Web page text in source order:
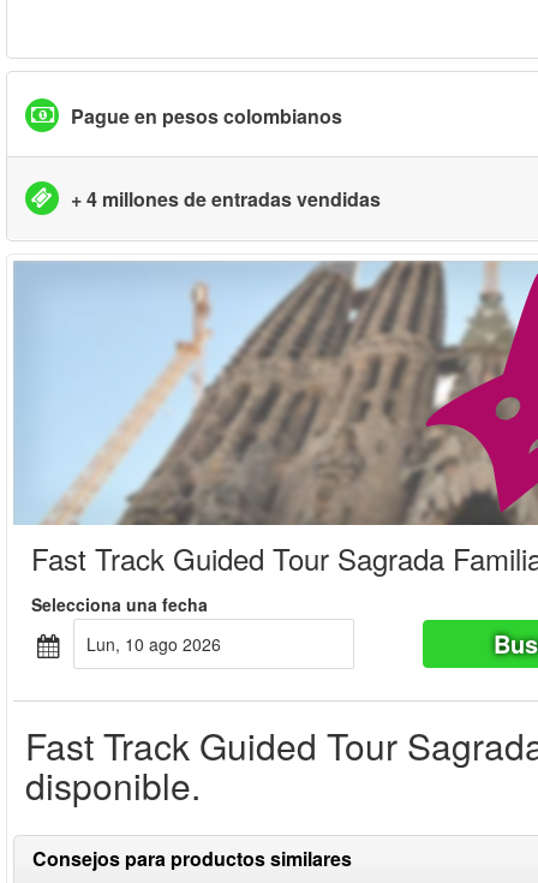
Pague en pesos colombianos
+ 4 millones de entradas vendidas
Fast Track Guided Tour Sagrada
Selecciona una fecha
lun, 10 ago 2026
Fast Track Guided Tour
disponible.
Consejos para productos similares